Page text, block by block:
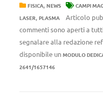
FISICA, NEWS CAMPI
LASER, PLASMA Articolo
commenti sono aperti a
segnalare alla redazione
disponibile un MODULO
2641/1657146